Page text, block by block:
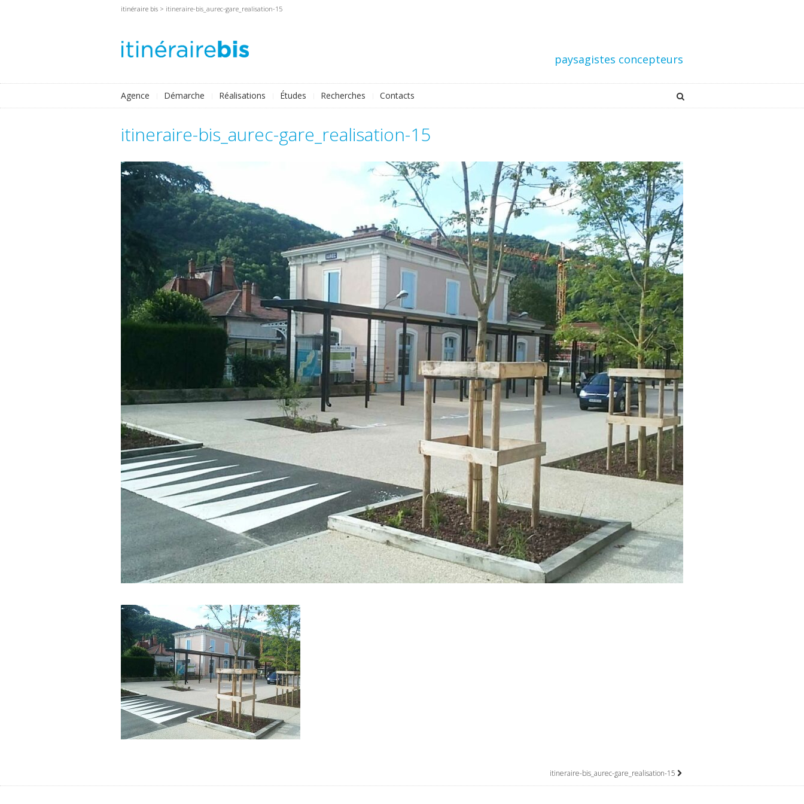
itinéraire bis > itineraire-bis_aurec-gare_realisation-15
paysagistes concepteurs
Agence Démarche Réalisations Études Recherches Contacts
itineraire-bis_aurec-gare_realisation-15
itineraire-bis_aurec-gare_realisation-15